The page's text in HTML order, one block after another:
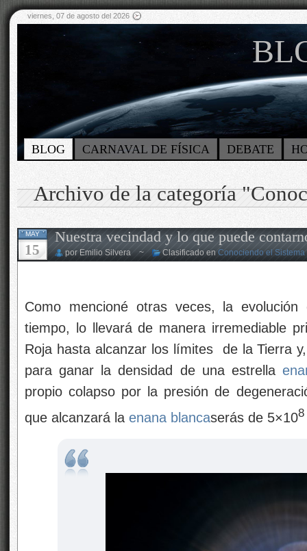
viernes, 07 de agosto del 2026
BLOG CARNAVAL DE FÍSICA DEBATE
Archivo de la categoría
MAY
15
Nuestra vecindad y lo que puede
por Emilio Silvera ~ Clasificado enConociendo el Sistema
Como mencioné otras veces, la
tiempo, lo llevará de manera irremediable
Roja hasta alcanzar los límites de la Tierra
para ganar la densidad de una estrella
propio colapso por la presión de
que alcanzará la enana blancaserás de 5×108